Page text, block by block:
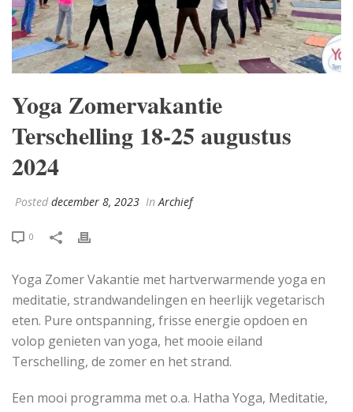
Yoga Zomervakantie
Terschelling 18-25 augustus
2024
Posted december 8, 2023 InArchief
0
Yoga Zomer Vakantie met hartverwarmende yoga en
meditatie, strandwandelingen en heerlijk vegetarisch
eten. Pure ontspanning, frisse energie opdoen en
volop genieten van yoga, het mooie eiland
Terschelling, de zomer en het strand.
Een mooi programma met o.a. Hatha Yoga, Meditatie,